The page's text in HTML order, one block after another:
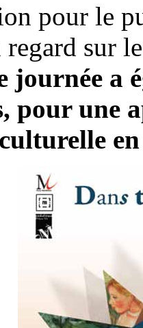
pour le
sur
journée a
pour une